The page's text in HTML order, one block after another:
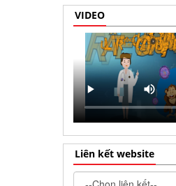
VIDEO
Liên kết website